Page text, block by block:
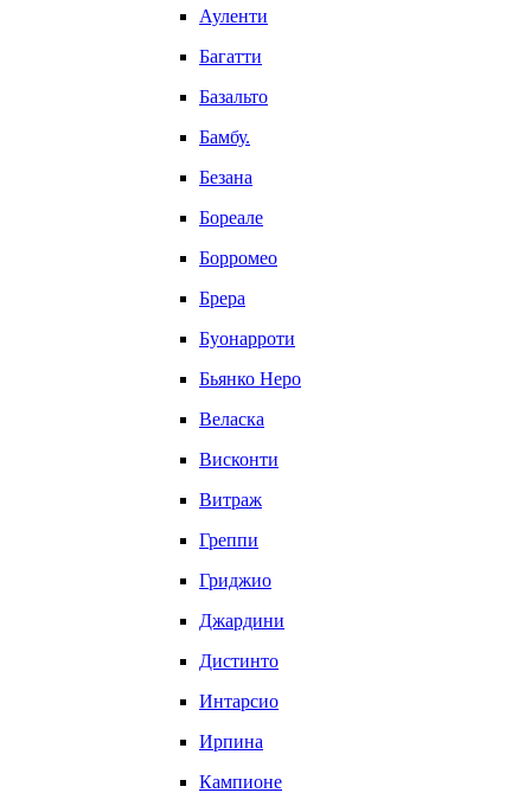
Ауленти
Багатти
Базальто
Бамбу.
Безана
Бореале
Борромео
Брера
Буонарроти
Бьянко Неро
Веласка
Висконти
Витраж
Греппи
Гриджио
Джардини
Дистинто
Интарсио
Ирпина
Кампионе